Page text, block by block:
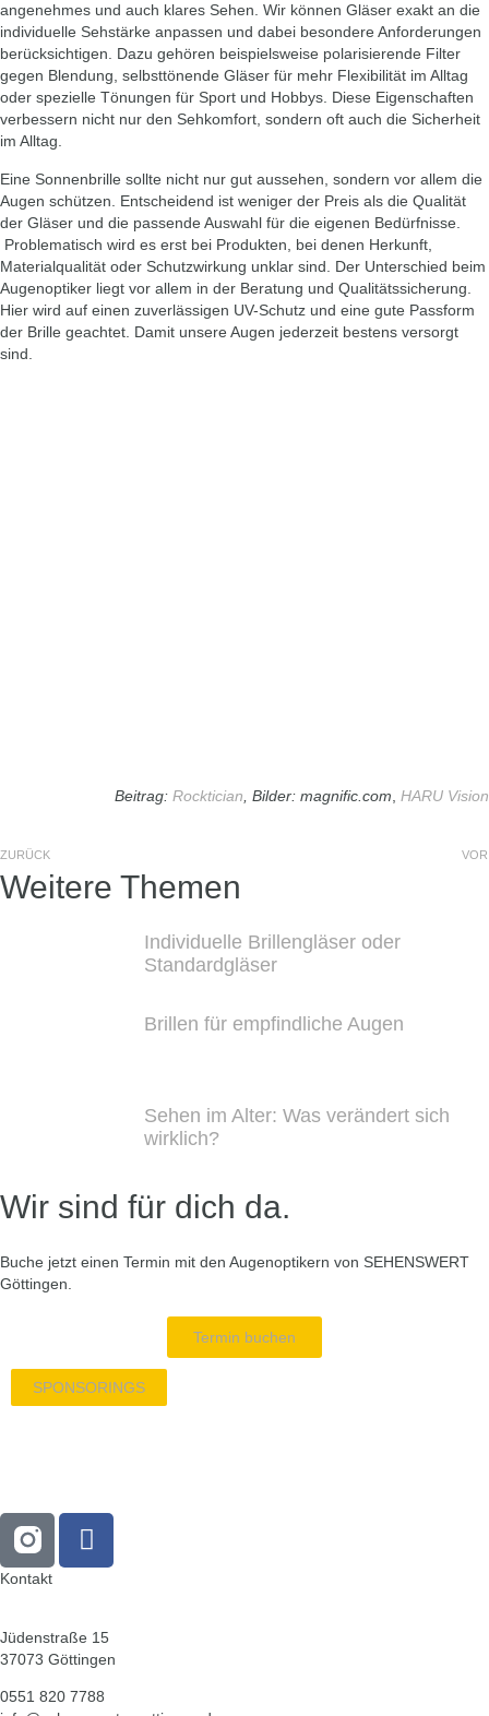
angenehmes und auch klares Sehen. Wir können Gläser exakt an die
individuelle Sehstärke anpassen und dabei besondere Anforderungen
berücksichtigen. Dazu gehören beispielsweise polarisierende Filter
gegen Blendung, selbsttönende Gläser für mehr Flexibilität im Alltag
oder spezielle Tönungen für Sport und Hobbys. Diese Eigenschaften
verbessern nicht nur den Sehkomfort, sondern oft auch die Sicherheit
im Alltag.
Eine Sonnenbrille sollte nicht nur gut aussehen, sondern vor allem die
Augen schützen. Entscheidend ist weniger der Preis als die Qualität
der Gläser und die passende Auswahl für die eigenen Bedürfnisse.
Problematisch wird es erst bei Produkten, bei denen Herkunft,
Materialqualität oder Schutzwirkung unklar sind.
Der Unterschied beim
Augenoptiker liegt vor allem in der Beratung und Qualitätssicherung.
Hier wird auf einen zuverlässigen UV-Schutz und eine gute Passform
der Brille geachtet. Damit unsere Augen jederzeit bestens versorgt
sind.
Beitrag: Rocktician , Bilder: magnific.com HARU Vision
ZURÜCK VOR
Weitere Themen
Individuelle Brillengläser oder
Standardgläser
Brillen für empfindliche Augen
Sehen im Alter: Was verändert sich
wirklich?
Wir sind für dich da.
Buche jetzt einen Termin mit den Augenoptikern von SEHENSWERT
Göttingen.
Termin buchen
SPONSORINGS
Kontakt
Jüdenstraße 15
37073 Göttingen
0551 820 7788